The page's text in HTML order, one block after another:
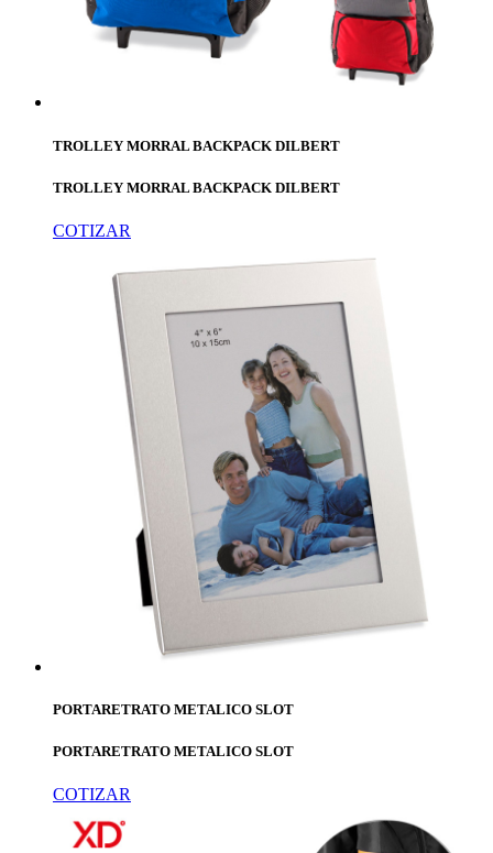
TROLLEY MORRAL BACKPACK DILBERT
TROLLEY MORRAL BACKPACK DILBERT
COTIZAR
PORTARETRATO METALICO SLOT
PORTARETRATO METALICO SLOT
COTIZAR